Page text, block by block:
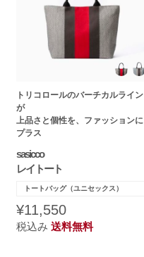
トリコロールのバーチカルライン
が
上品さと個性を、ファッションに
プラス
sasicco
レイトート
トートバッグ（ユニセックス）
¥11,550
税込み送料無料